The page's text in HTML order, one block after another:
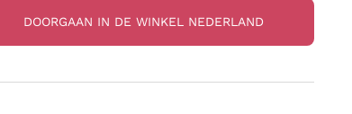
DOORGAAN IN DE WINKEL NEDERLAND